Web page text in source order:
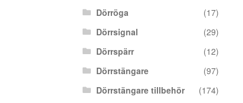
Dörröga
(17)
Dörrsignal
(29)
Dörrspärr
(12)
Dörrstängare
(97)
Dörrstängare tillbehör
(174)